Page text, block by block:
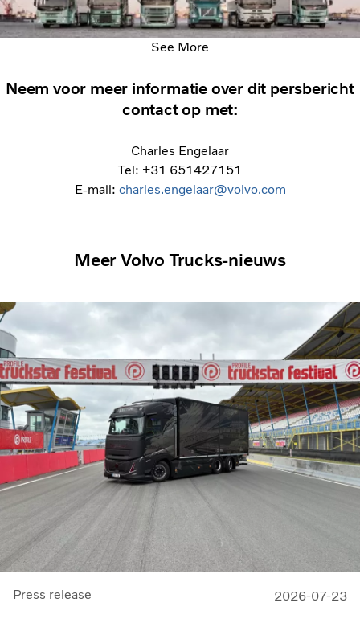
See More
Neem voor meer informatie over dit persbericht
contact op met:
Charles Engelaar
Tel: +31 651427151
E-mail: charles.engelaar@volvo.com
Meer Volvo Trucks-nieuws
Press release 2026-07-23